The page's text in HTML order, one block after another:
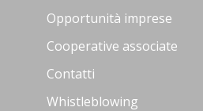
Opportunità imprese
Cooperative associate
Contatti
Whistleblowing